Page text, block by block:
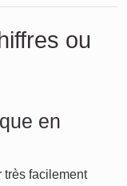
ou
en
très facilement